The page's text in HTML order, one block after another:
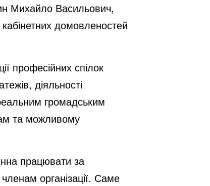
Михайло Васильович,
домовленостей
професійних спілок
діяльності
громадським
та можливому
працювати за
організації. Саме